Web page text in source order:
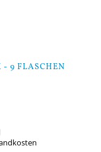
- 9 FLASCHEN